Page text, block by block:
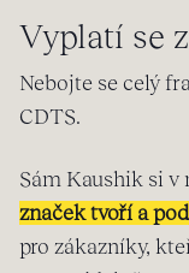
Vyplatí se
Nebojte se celý
CDTS.
Sám Kaushik si v
značek tvoří a
pro zákazníky,